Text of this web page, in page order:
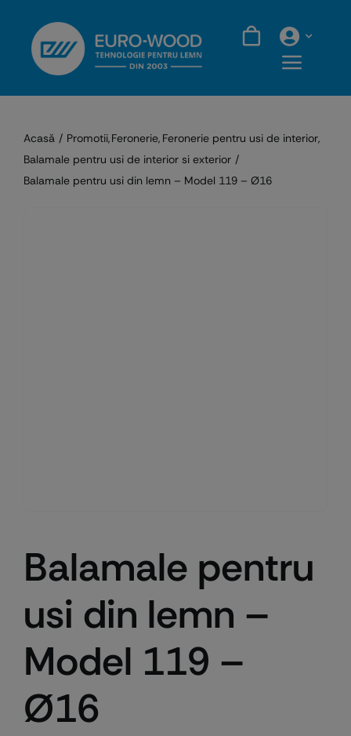
content
Acasă Promotii Feronerie Feronerie pentru usi de interior
Balamale pentru usi de interior si exterior
Balamale pentru usi din lemn – Model 119 – Ø16
Balamale pentru
usi din lemn –
Model 119 –
Ø16